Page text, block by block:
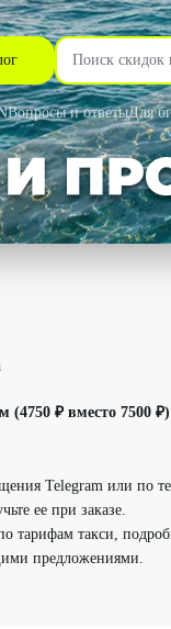
Вопросы и ответыДля
Flowers в
(4750 ₽ вместо 7500 ₽)
Telegram или по
ее при заказе.
тарифам такси,
предложениями.